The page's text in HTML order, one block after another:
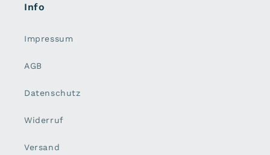
Info
Impressum
AGB
Datenschutz
Widerruf
Versand